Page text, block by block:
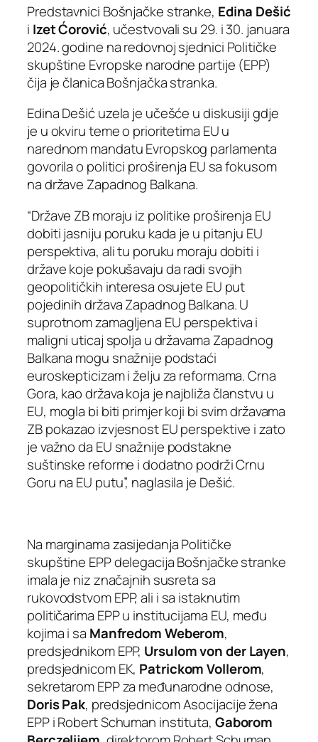
Predstavnici Bošnjačke stranke, Edina Dešić
i IzetĆorović, učestvovali su 29. i 30. januara
2024. godine na redovnoj sjednici Političke
skupštine Evropske narodne partije (EPP)
čija je članica Bošnjačka stranka.
Edina Dešić uzela je učešće u diskusiji gdje
je u okviru teme o prioritetima EU u
narednom mandatu Evropskog parlamenta
govorila o politici proširenja EU sa fokusom
na države Zapadnog Balkana.
“Države ZB moraju iz politike proširenja EU
dobiti jasniju poruku kada je u pitanju EU
perspektiva, ali tu poruku moraju dobiti i
države koje pokušavaju da radi svojih
geopolitičkih interesa osujete EU put
pojedinih država Zapadnog Balkana. U
suprotnom zamagljena EU perspektiva i
maligni uticaj spolja u državama Zapadnog
Balkana mogu snažnije podstaći
euroskepticizam i želju za reformama. Crna
Gora, kao država koja je najbliža članstvu u
EU, mogla bi biti primjer koji bi svim državama
ZB pokazao izvjesnost EU perspektive i zato
je važno da EU snažnije podstakne
suštinske reforme i dodatno podrži Crnu
Goru na EU putu”, naglasila je Dešić.
Na marginama zasijedanja Političke
skupštine EPP delegacija Bošnjačke stranke
imala je niz značajnih susreta sa
rukovodstvom EPP, ali i sa istaknutim
političarima EPP u institucijama EU, među
kojima i sa Manfredom Weberom,
predsjednikom EPP, Ursulomvon der Layen,
predsjednicom EK, Patrickom Vollerom,
sekretarom EPP za međunarodne odnose,
Doris Pak, predsjednicom Asocijacije žena
EPP i Robert Schuman instituta, Gaborom